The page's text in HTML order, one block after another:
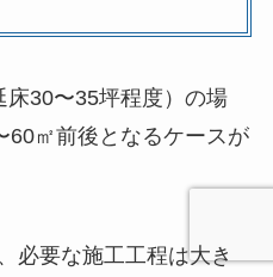
30〜35坪程度）の場
60㎡前後となるケースが
必要な施工工程は大き